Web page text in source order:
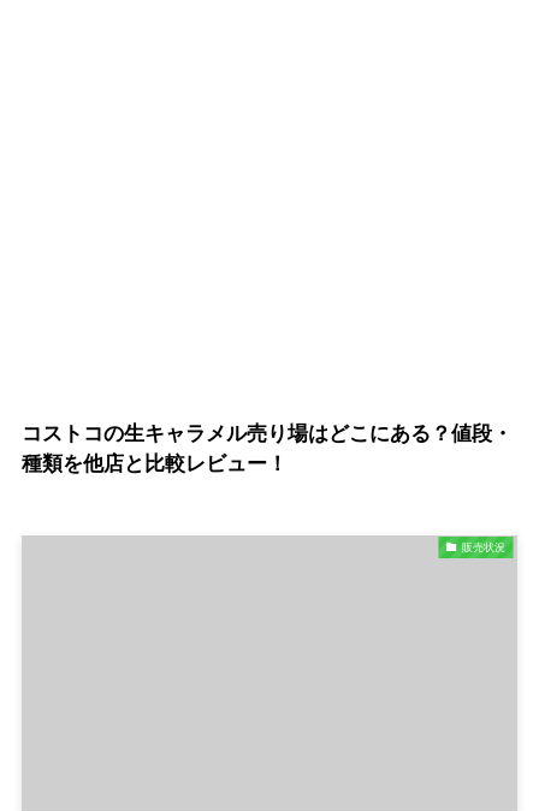
コストコの生キャラメル売り場はどこにある？値段・
種類を他店と比較レビュー！
販売状況